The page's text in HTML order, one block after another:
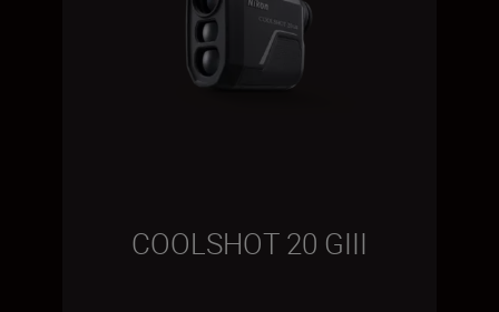
COOLSHOT 20 GIII